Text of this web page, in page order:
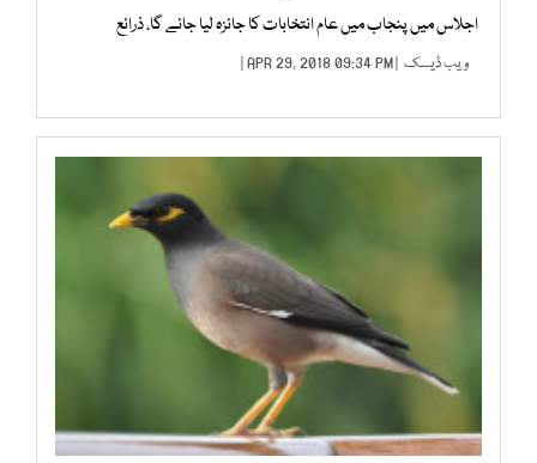
اجلاس میں پنجاب میں عام انتخابات کا جائزہ لیا جائے گا، ذرائع
ویب ڈیسک